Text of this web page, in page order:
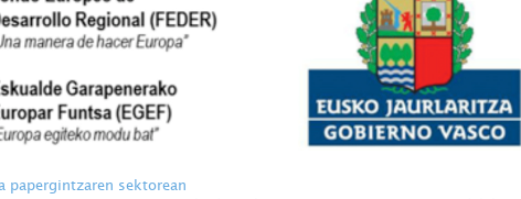
papergintzaren sektorean